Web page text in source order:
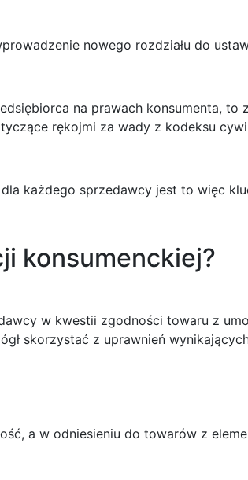
nowego rozdziału do
na prawach konsumenta, to
rękojmi za wady z kodeksu
każdego sprzedawcy jest to więc
konsumenckiej?
w kwestii zgodności towaru z
skorzystać z uprawnień
a w odniesieniu do towarów z